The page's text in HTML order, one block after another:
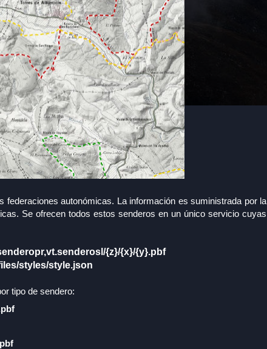
federaciones autonómicas. La información es suministrada por la
Se ofrecen todos estos senderos en un único servicio cuyas
{z}/{x}/{y}.pbf
styles/style.json
tipo de sendero: